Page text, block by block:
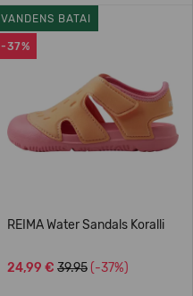
-37%
VANDENS BATAI
REIMA Water Sandals Koralli
24,99 € 39.95 (-37%)